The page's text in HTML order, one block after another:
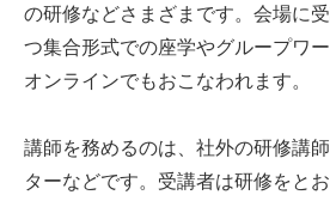
の研修などさまざまです。会場に
つ集合形式での座学やグループワ
オンラインでもおこなわれます。
講師を務めるのは、社外の研修講
ターなどです。受講者は研修をと